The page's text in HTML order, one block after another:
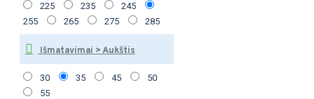
225 235
245
255
265 275 285
Išmatavimai > Aukštis
30 35 45
50
55